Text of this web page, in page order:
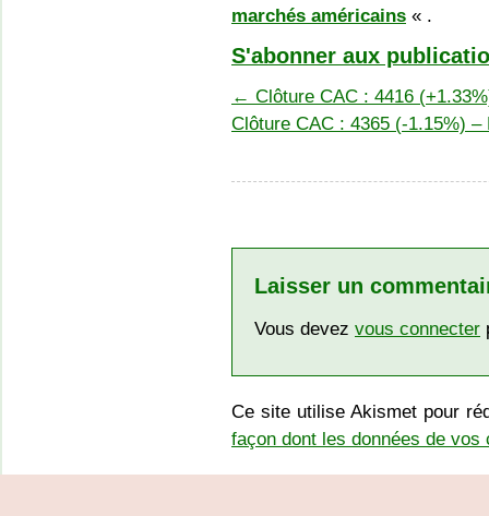
marchés américains « .
S'abonner aux
← Clôture CAC : 4416
Clôture CAC : 4365 (-1.15%)
Laisser un
Vous devez vous connecter
Ce site utilise Akismet pour
façon dont les données de